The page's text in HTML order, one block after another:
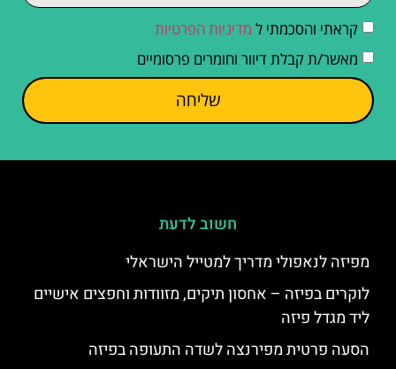
קראתי והסכמתי ל מדיניות הפרטיות
מאשר/ת קבלת דיוור וחומרים פרסומיים
שליחה
חשוב לדעת
מפיזה לנאפולי מדריך למטייל הישראלי
לוקרים בפיזה – אחסון תיקים, מזוודות וחפצים אישיים
ליד מגדל פיזה
הסעה פרטית מפירנצה לשדה התעופה בפיזה